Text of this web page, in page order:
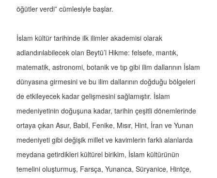
öğütler verdi” cümlesiyle başlar.
İslam kültür tarihinde ilk ilimler akademisi olarak
adlandırılabilecek olan Beytü’l Hikme: felsefe, mantık,
matematik, astronomi, botanik ve tıp gibi ilim dallarının İslam
dünyasına girmesini ve bu ilim dallarının doğduğu bölgeleri
de etkileyecek kadar gelişmesini sağlamıştır. İslam
medeniyetinin doğuşuna kadar, tarihin çeşitli dönemlerinde
ortaya çıkan Asur, Babil, Fenike, Mısır, Hint, İran ve Yunan
medeniyeti gibi değişik millet ve kavimlerin farklı alanlarda
meydana getirdikleri kültürel birikim, İslam kültürünün
temelini oluşturmuş, Farsça, Yunanca, Süryanice, Hintçe,